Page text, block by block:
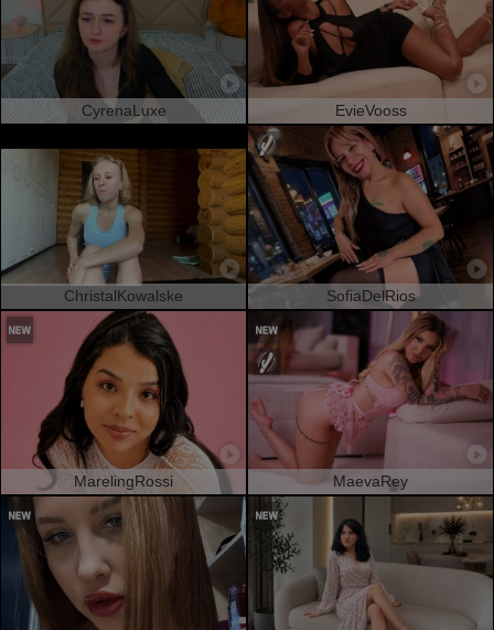
CyrenaLuxe EvieVooss
ChristalKowalske SofiaDelRios
MarelingRossi MaevaRey